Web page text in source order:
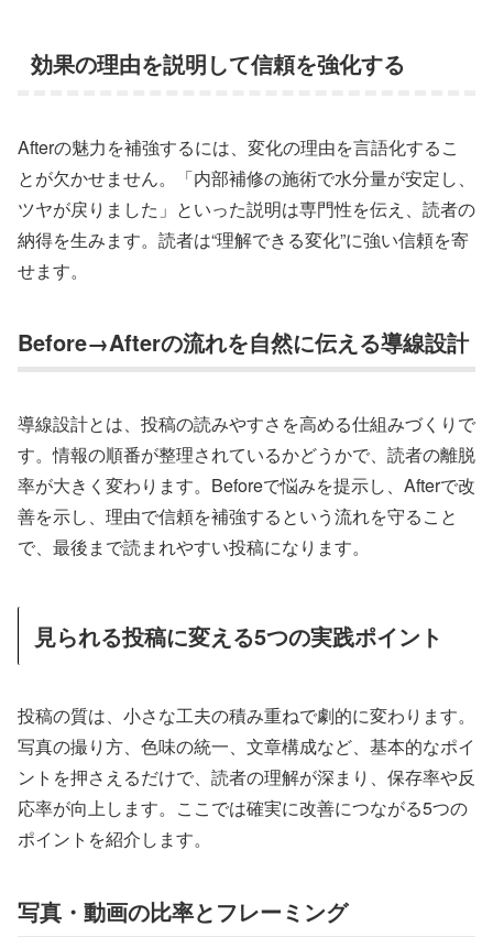
効果の理由を説明して信頼を強化する
Afterの魅力を補強するには、変化の理由を言語化するこ
とが欠かせません。「内部補修の施術で水分量が安定し、
ツヤが戻りました」といった説明は専門性を伝え、読者の
納得を生みます。読者は“理解できる変化”に強い信頼を寄
せます。
Before→Afterの流れを自然に伝える導線設計
導線設計とは、投稿の読みやすさを高める仕組みづくりで
す。情報の順番が整理されているかどうかで、読者の離脱
率が大きく変わります。Beforeで悩みを提示し、Afterで改
善を示し、理由で信頼を補強するという流れを守ること
で、最後まで読まれやすい投稿になります。
見られる投稿に変える5つの実践ポイント
投稿の質は、小さな工夫の積み重ねで劇的に変わります。
写真の撮り方、色味の統一、文章構成など、基本的なポイ
ントを押さえるだけで、読者の理解が深まり、保存率や反
応率が向上します。ここでは確実に改善につながる5つの
ポイントを紹介します。
写真・動画の比率とフレーミング